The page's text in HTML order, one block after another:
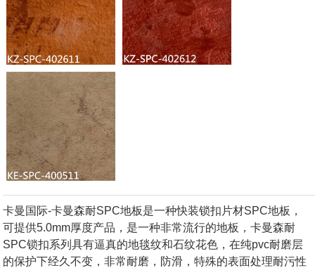
卡曼国际-卡曼森耐SPC地板是一种快装锁扣片材SPC地板，
可提供5.0mm厚度产品，是一种非常流行的地板，卡曼森耐
SPC锁扣系列具有逼真的地毯纹和石纹花色，在纯pvc耐磨层
的保护下经久不变，非常耐磨，防滑，特殊的表面处理耐污性